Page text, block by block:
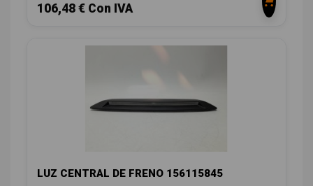
106,48 € Con IVA
LUZ CENTRAL DE FRENO 156115845